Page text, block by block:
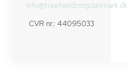
info@traefaeldningdanmark.dk
CVR nr.: 44095033